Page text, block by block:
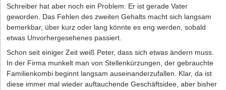
Schreiber hat aber noch ein Problem: Er ist gerade Vater
geworden. Das Fehlen des zweiten Gehalts macht sich langsam
bemerkbar, über kurz oder lang könnte es eng werden, sobald
etwas Unvorhergesehenes passiert.
Schon seit einiger Zeit weiß Peter, dass sich etwas ändern muss.
In der Firma munkelt man von Stellenkürzungen, der gebrauchte
Familienkombi beginnt langsam auseinanderzufallen. Klar, da ist
diese immer mal wieder auftauchende Geschäftsidee, aber bisher